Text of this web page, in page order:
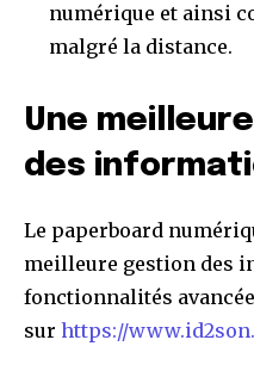
numérique et ainsi
malgré la distance.
Une
des
Le paperboard
meilleure gestion des
fonctionnalités
sur https://